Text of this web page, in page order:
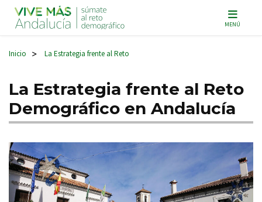
Navegación principal MENÚ
Inicio > La Estrategia frente al Reto
La Estrategia frente al Reto
Demográfico en Andalucía